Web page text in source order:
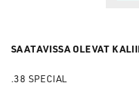
SAATAVISSA OLEVAT
.38 SPECIAL